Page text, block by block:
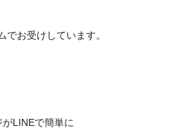
でお受けしています。
LINEで簡単に